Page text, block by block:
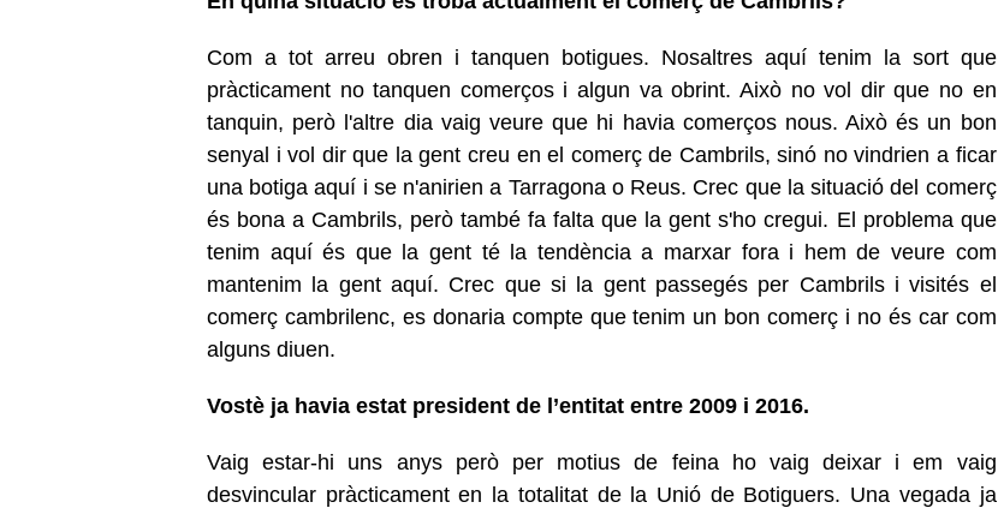
Com a tot arreu obren i tanquen botigues. Nosaltres aquí tenim la sort que
pràcticament no tanquen comerços i algun va obrint. Això no vol dir que no en
tanquin, però l'altre dia vaig veure que hi havia comerços nous. Això és un bon
senyal i vol dir que la gent creu en el comerç de Cambrils, sinó no vindrien a ficar
una botiga aquí i se n'anirien a Tarragona o Reus. Crec que la situació del comerç
és bona a Cambrils, però també fa falta que la gent s'ho cregui. El problema que
tenim aquí és que la gent té la tendència a marxar fora i hem de veure com
mantenim la gent aquí. Crec que si la gent passegés per Cambrils i visités el
comerç cambrilenc, es donaria compte que tenim un bon comerç i no és car com
alguns diuen.
Vostè ja havia estat president de l’entitat entre 2009 i 2016.
Vaig estar-hi uns anys però per motius de feina ho vaig deixar i em vaig
desvincular pràcticament en la totalitat de la Unió de Botiguers. Una vegada ja